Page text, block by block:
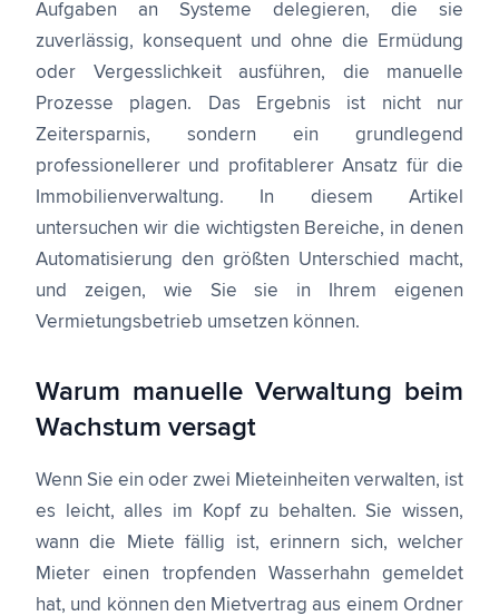
Aufgaben an Systeme delegieren, die sie
zuverlässig, konsequent und ohne die Ermüdung
oder Vergesslichkeit ausführen, die manuelle
Prozesse plagen. Das Ergebnis ist nicht nur
Zeitersparnis, sondern ein grundlegend
professionellerer und profitablerer Ansatz für die
Immobilienverwaltung. In diesem Artikel
untersuchen wir die wichtigsten Bereiche, in denen
Automatisierung den größten Unterschied macht,
und zeigen, wie Sie sie in Ihrem eigenen
Vermietungsbetrieb umsetzen können.
Warum manuelle Verwaltung beim
Wachstum versagt
Wenn Sie ein oder zwei Mieteinheiten verwalten, ist
es leicht, alles im Kopf zu behalten. Sie wissen,
wann die Miete fällig ist, erinnern sich, welcher
Mieter einen tropfenden Wasserhahn gemeldet
hat, und können den Mietvertrag aus einem Ordner